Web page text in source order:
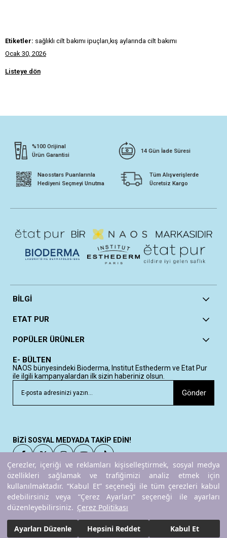
Çerezler, içeriği ve reklamları kişiselleştirmek, sosyal medya
özellikleri sağlamak ve trafiğimizi analiz etmek için
kullanılmaktadır. “Kabul Et” seçeneği ile tüm çerezleri kabul
edebilirsiniz veya “Çerez Ayarları” seçeneği ile ayarları
düzenleyebilirsiniz. Çerez Politikası
Ayarları Düzenle Hepsini Reddet Kabul Et
Etiketler: sağlıklı cilt bakımı ipuçları,kış aylarında cilt bakımı
Ocak 30, 2026
Listeye dön
%100 Orijinal
Ürün Garantisi
14 Gün İade Süresi
Naosstars Puanlarınla
Hediyeni Seçmeyi Unutma
Tüm Alışverişlerde
Ücretsiz Kargo
BİLGİ
ETAT PUR
POPÜLER ÜRÜNLER
E- BÜLTEN
NAOS bünyesindeki Bioderma, Institut Esthederm ve Etat Pur
ile ilgili kampanyalardan ilk sizin haberiniz olsun.
Gönder
BİZİ SOSYAL MEDYADA TAKİP EDİN!
Copyright© 2025ETAT PURAll rights reserved.